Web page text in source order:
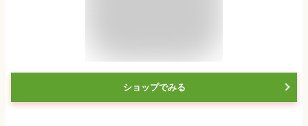
ショップでみる